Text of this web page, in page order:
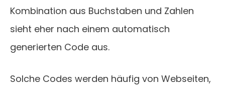
Kombination aus Buchstaben und Zahlen
sieht eher nach einem automatisch
generierten Code aus.
Solche Codes werden häufig von Webseiten,